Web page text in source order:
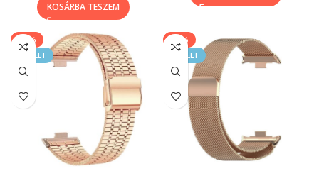
KOSÁRBA TESZEM
-17%
KIEMELT
-17%
KIEMELT